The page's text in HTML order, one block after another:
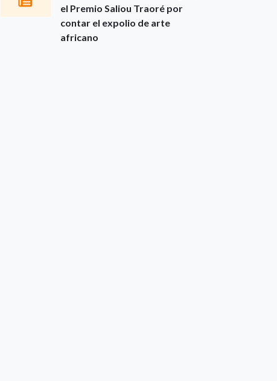
el Premio Saliou Traoré por
contar el expolio de arte
africano